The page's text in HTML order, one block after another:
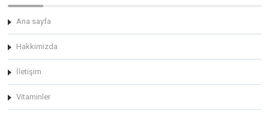
Ana sayfa
Hakkimizda
İletişim
Vitaminler